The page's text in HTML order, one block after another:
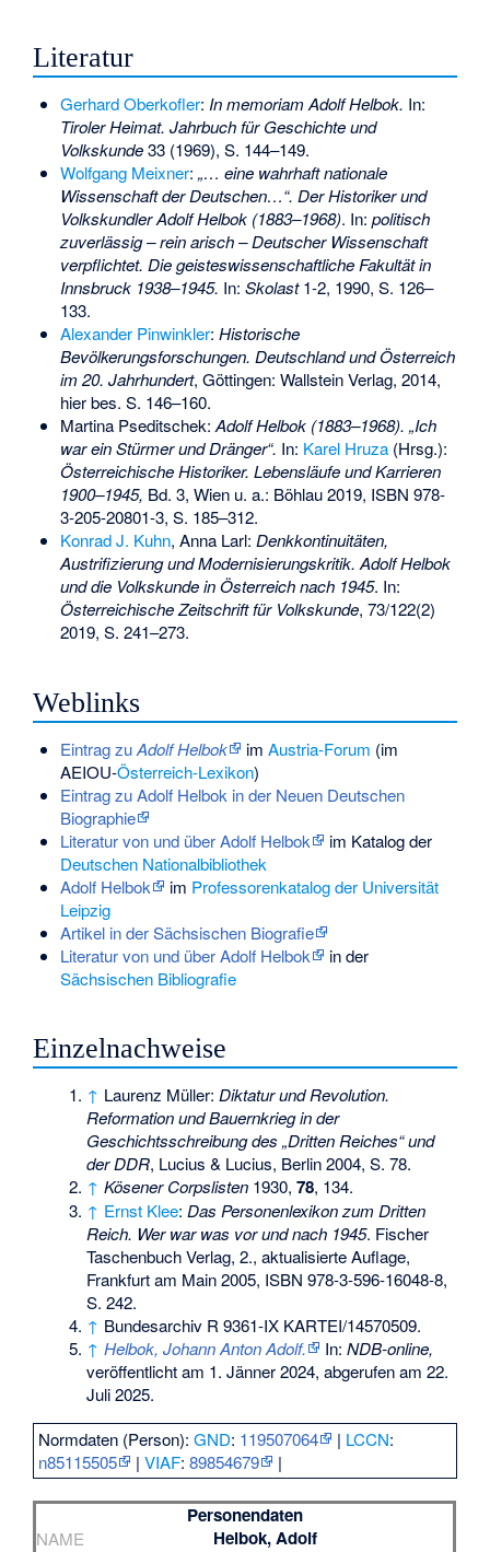
Literatur
Gerhard Oberkofler: In memoriam Adolf Helbok. In:
Tiroler Heimat. Jahrbuch für Geschichte und
Volkskunde33 (1969), S. 144–149.
Wolfgang Meixner: „… eine wahrhaft nationale
Wissenschaft der Deutschen…“. Der Historiker und
Volkskundler Adolf Helbok (1883–1968). In: politisch
zuverlässig – rein arisch – Deutscher Wissenschaft
verpflichtet. Die geisteswissenschaftliche Fakultät in
Innsbruck 1938–1945. In: Skolast1-2, 1990, S. 126–
133.
Alexander Pinwinkler: Historische
Bevölkerungsforschungen. Deutschland und Österreich
im 20. Jahrhundert, Göttingen: Wallstein Verlag, 2014,
hier bes. S. 146–160.
Martina Pseditschek: Adolf Helbok (1883–1968). „Ich
war ein Stürmer und Dränger“. In: Karel Hruza(Hrsg.):
Österreichische Historiker. Lebensläufe und Karrieren
1900–1945, Bd. 3, Wien u. a.: Böhlau 2019, ISBN 978-
3-205-20801-3, S. 185–312.
Konrad J. Kuhn, Anna Larl: Denkkontinuitäten,
Austrifizierung und Modernisierungskritik. Adolf Helbok
und die Volkskunde in Österreich nach 1945. In:
Österreichische Zeitschrift für Volkskunde, 73/122(2)
2019, S. 241–273.
Weblinks
Eintrag zuAdolf Helbok im Austria-Forum (im
AEIOU-Österreich-Lexikon)
Eintrag zu Adolf Helbok in der Neuen Deutschen
Biographie
Literatur von und über Adolf Helbok
im Katalog der
Deutschen Nationalbibliothek
Adolf Helbok
im Professorenkatalog der Universität
Leipzig
Artikel in der Sächsischen Biografie
Literatur von und über Adolf Helbok
in der
Sächsischen Bibliografie
Einzelnachweise
↑ Laurenz Müller:Diktatur und Revolution.
Reformation und Bauernkrieg in der
Geschichtsschreibung des „Dritten Reiches“ und
der DDR, Lucius & Lucius, Berlin 2004, S. 78.
↑ Kösener Corpslisten 1930,78, 134.
↑ Ernst Klee:Das Personenlexikon zum Dritten
Reich. Wer war was vor und nach 1945. Fischer
Taschenbuch Verlag, 2., aktualisierte Auflage,
Frankfurt am Main 2005, ISBN 978-3-596-16048-8,
S. 242.
↑ Bundesarchiv R 9361-IX KARTEI/14570509.
↑ Helbok, Johann Anton Adolf. In:NDB-online,
veröffentlicht am 1. Jänner 2024, abgerufen am 22.
Juli 2025.
Normdaten (Person):GND: 119507064 | LCCN:
n85115505
|VIAF:89854679 |
Personendaten
NAME Helbok, Adolf